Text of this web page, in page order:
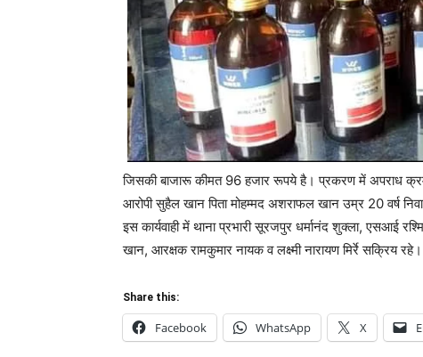
जिसकी बाजारू कीमत 96 हजार रूपये है। प्रकरण में अपराध
आरोपी सुहैल खान पिता मोहम्मद अशराफल खान उम्र 20 वर्ष
इस कार्यवाही में थाना प्रभारी सूरजपुर धर्मानंद शुक्ला, एसआई
खान, आरक्षक रामकुमार नायक व लक्ष्मी नारायण मिर्रे सक्रिय रहे।
Share this:
Facebook WhatsApp X